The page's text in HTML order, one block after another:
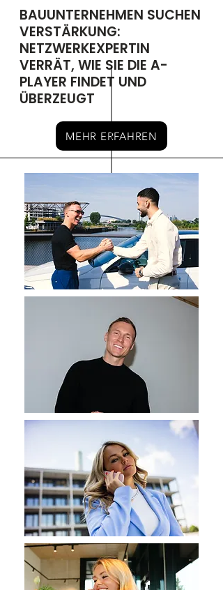
BAUUNTERNEHMEN SUCHEN
VERSTÄRKUNG:
NETZWERKEXPERTIN
VERRÄT, WIE SIE DIE A-
PLAYER FINDET UND
ÜBERZEUGT
MEHR ERFAHREN